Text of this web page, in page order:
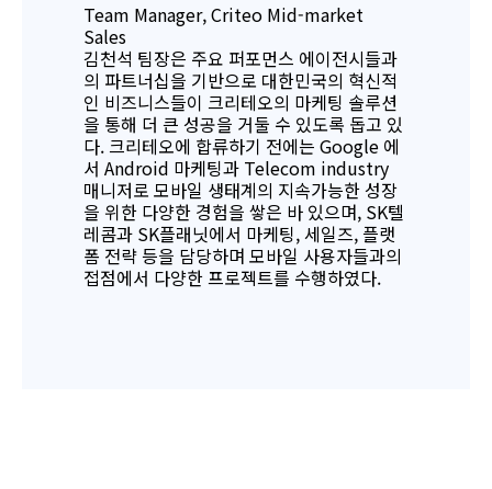
Team Manager, Criteo Mid-market
Sales
김천석 팀장은 주요 퍼포먼스 에이전시들과
의 파트너십을 기반으로 대한민국의 혁신적
인 비즈니스들이 크리테오의 마케팅 솔루션
을 통해 더 큰 성공을 거둘 수 있도록 돕고 있
다. 크리테오에 합류하기 전에는 Google 에
서 Android 마케팅과 Telecom industry
매니저로 모바일 생태계의 지속가능한 성장
을 위한 다양한 경험을 쌓은 바 있으며, SK텔
레콤과 SK플래닛에서 마케팅, 세일즈, 플랫
폼 전략 등을 담당하며 모바일 사용자들과의
접점에서 다양한 프로젝트를 수행하였다.